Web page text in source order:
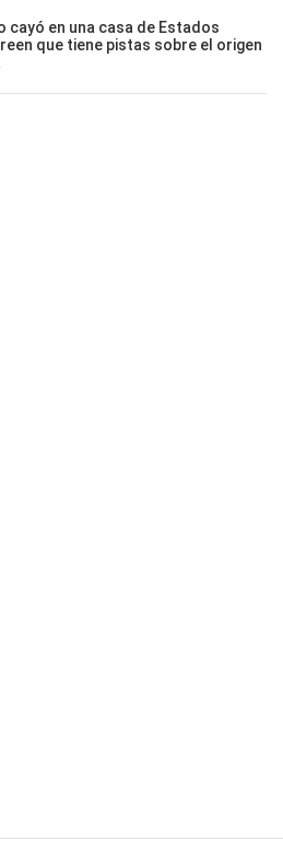
cayó en una casa de Estados
que tiene pistas sobre el origen